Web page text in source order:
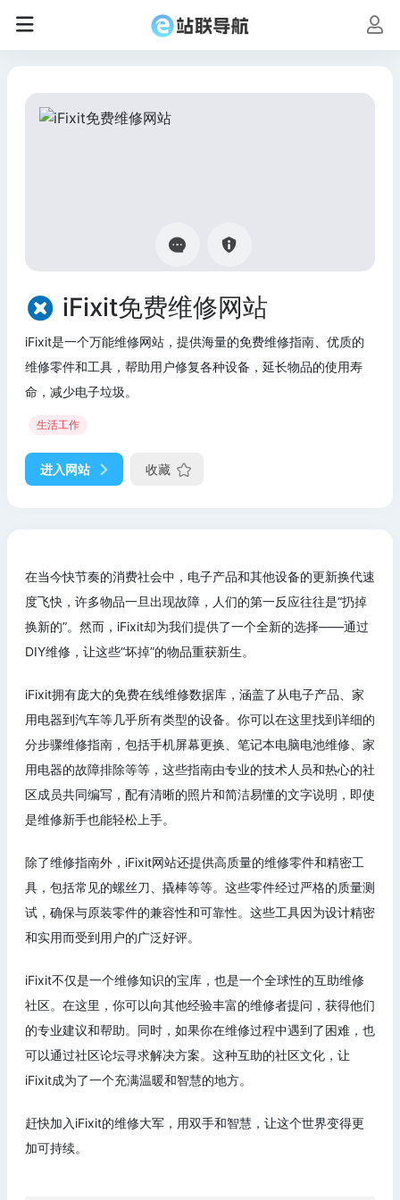
iFixit免费维修网站
iFixit是一个万能维修网站，提供海量的免费维修指南、优质的
维修零件和工具，帮助用户修复各种设备，延长物品的使用寿
命，减少电子垃圾。
生活工作
进入网站 收藏
在当今快节奏的消费社会中，电子产品和其他设备的更新换代速
度飞快，许多物品一旦出现故障，人们的第一反应往往是“扔掉
换新的”。然而，iFixit却为我们提供了一个全新的选择——通过
DIY维修，让这些“坏掉”的物品重获新生。
iFixit拥有庞大的免费在线维修数据库，涵盖了从电子产品、家
用电器到汽车等几乎所有类型的设备。你可以在这里找到详细的
分步骤维修指南，包括手机屏幕更换、笔记本电脑电池维修、家
用电器的故障排除等等，这些指南由专业的技术人员和热心的社
区成员共同编写，配有清晰的照片和简洁易懂的文字说明，即使
是维修新手也能轻松上手。
除了维修指南外，iFixit网站还提供高质量的维修零件和精密工
具，包括常见的螺丝刀、撬棒等等。这些零件经过严格的质量测
试，确保与原装零件的兼容性和可靠性。这些工具因为设计精密
和实用而受到用户的广泛好评。
iFixit不仅是一个维修知识的宝库，也是一个全球性的互助维修
社区。在这里，你可以向其他经验丰富的维修者提问，获得他们
的专业建议和帮助。同时，如果你在维修过程中遇到了困难，也
可以通过社区论坛寻求解决方案。这种互助的社区文化，让
iFixit成为了一个充满温暖和智慧的地方。
赶快加入iFixit的维修大军，用双手和智慧，让这个世界变得更
加可持续。